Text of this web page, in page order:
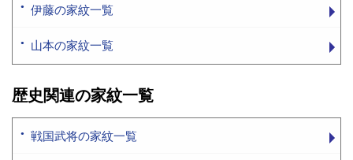
伊藤の家紋一覧
山本の家紋一覧
歴史関連の家紋一覧
戦国武将の家紋一覧